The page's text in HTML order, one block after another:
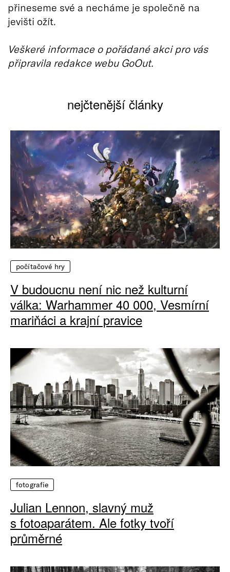
přineseme své a necháme je společně na
jevišti ožít.
Veškeré informace o pořádané akci pro vás
připravila redakce webu GoOut.
nejčtenější články
počítačové hry
V budoucnu není nic než kulturní
válka: Warhammer 40 000, Vesmírní
mariňáci a krajní pravice
fotografie
Julian Lennon, slavný muž
s fotoaparátem. Ale fotky tvoří
průměrné